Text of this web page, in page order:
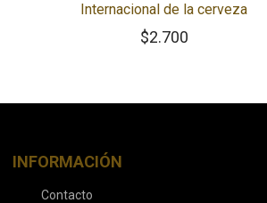
Internacional de la cerveza
$2.700
INFORMACIÓN
Contacto